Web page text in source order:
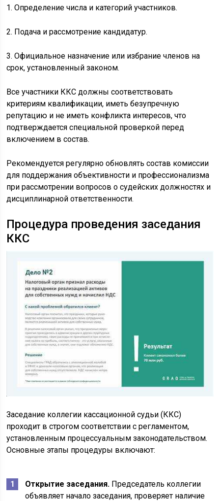
1. Определение числа и категорий участников.
2. Подача и рассмотрение кандидатур.
3. Официальное назначение или избрание членов на
срок, установленный законом.
Все участники ККС должны соответствовать
критериям квалификации, иметь безупречную
репутацию и не иметь конфликта интересов, что
подтверждается специальной проверкой перед
включением в состав.
Рекомендуется регулярно обновлять состав комиссии
для поддержания объективности и профессионализма
при рассмотрении вопросов о судейских должностях и
дисциплинарной ответственности.
Процедура проведения заседания
ККС
Заседание коллегии кассационной судьи (ККС)
проходит в строгом соответствии с регламентом,
установленным процессуальным законодательством.
Основные этапы процедуры включают:
Открытие заседания. Председатель коллегии
объявляет начало заседания, проверяет наличие